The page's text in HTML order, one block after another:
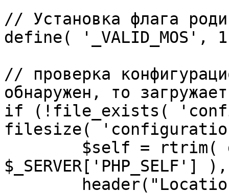
// Установка флага
define( '_VALID_MOS',
// проверка
обнаружен, то
if (!file_exists(
filesize(